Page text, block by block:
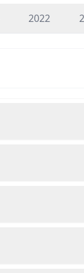
2022